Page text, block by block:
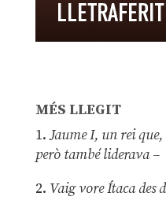
MÉS LLEGIT
1.Jaume I, un rei
però també liderava –
2. Vaig vore Ítaca des